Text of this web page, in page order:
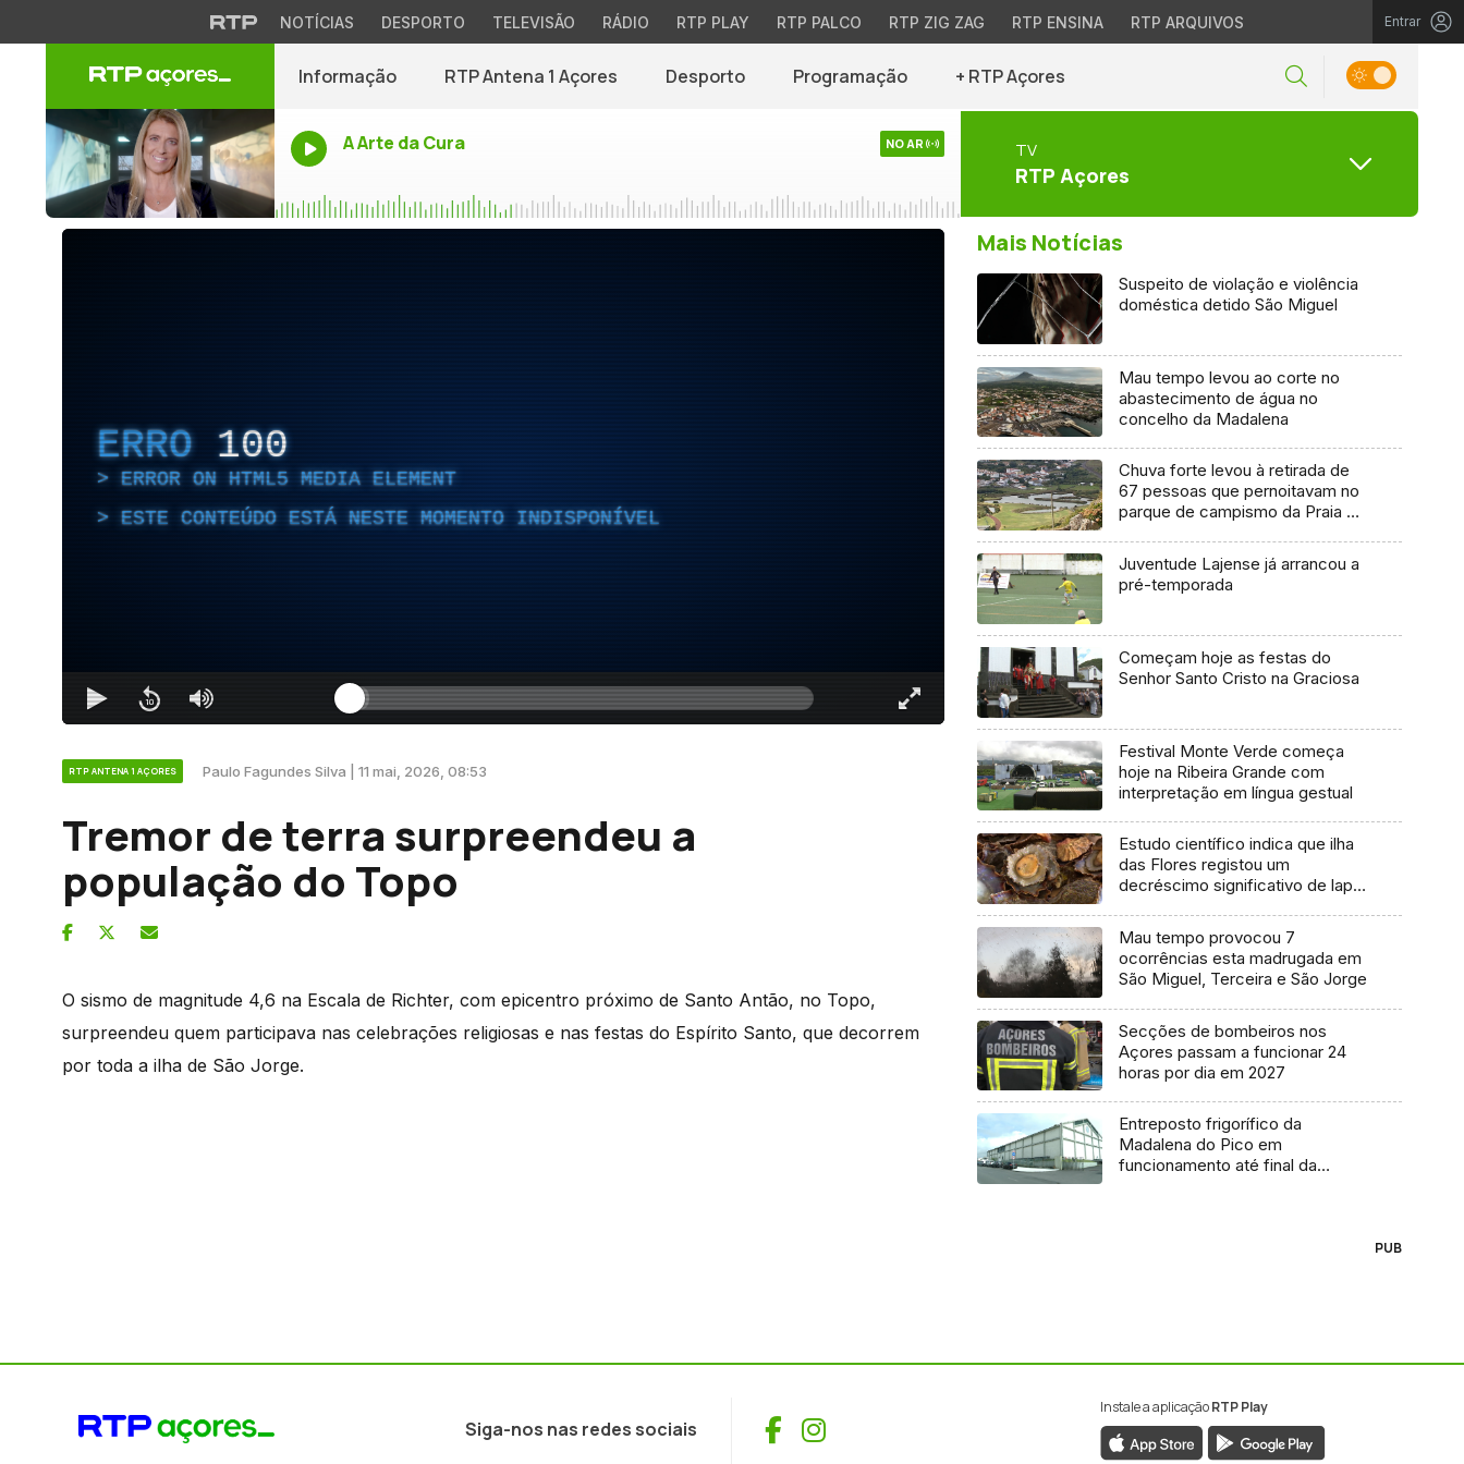
NOTÍCIAS DESPORTO TELEVISÃO RÁDIO RTP PLAY RTP PALCO RTP ZIG ZAG RTP ENSINA RTP ARQUIVOS Entrar
Informação RTP Antena 1 Açores Desporto Programação + RTP Açores
A Arte da Cura NO AR TV
RTP Açores
ERRO 100
ERROR ON HTML5 MEDIA ELEMENT
ESTE CONTEÚDO ESTÁ NESTE MOMENTO INDISPONÍVEL
RTP ANTENA 1 AÇORES Paulo Fagundes Silva | 11 mai, 2026, 08:53
Tremor de terra surpreendeu a
população do Topo
O sismo de magnitude 4,6 na Escala de Richter, com epicentro próximo de Santo Antão, no Topo,
surpreendeu quem participava nas celebrações religiosas e nas festas do Espírito Santo, que decorrem
por toda a ilha de São Jorge.
Mais Notícias
Suspeito de violação e violência
doméstica detido São Miguel
Mau tempo levou ao corte no
abastecimento de água no
concelho da Madalena
Chuva forte levou à retirada de
67 pessoas que pernoitavam no
parque de campismo da Praia da
Juventude Lajense já arrancou a
pré-temporada
Começam hoje as festas do
Senhor Santo Cristo na Graciosa
Festival Monte Verde começa
hoje na Ribeira Grande com
interpretação em língua gestual
Estudo científico indica que ilha
das Flores registou um
decréscimo significativo de lapa-
Mau tempo provocou 7
ocorrências esta madrugada em
São Miguel, Terceira e São Jorge
Secções de bombeiros nos
Açores passam a funcionar 24
horas por dia em 2027
Entreposto frigorífico da
Madalena do Pico em
funcionamento até final da
PUB
Siga-nos nas redes sociais Facebook
Instagram
Instale a aplicaçãoRTP Play